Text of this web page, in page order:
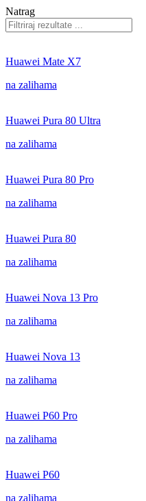
Natrag
Huawei Mate X7
na zalihama
Huawei Pura 80 Ultra
na zalihama
Huawei Pura 80 Pro
na zalihama
Huawei Pura 80
na zalihama
Huawei Nova 13 Pro
na zalihama
Huawei Nova 13
na zalihama
Huawei P60 Pro
na zalihama
Huawei P60
na zalihama